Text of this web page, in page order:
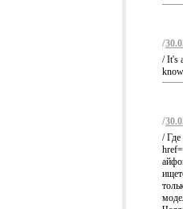
/
/ It's
/
/ Где